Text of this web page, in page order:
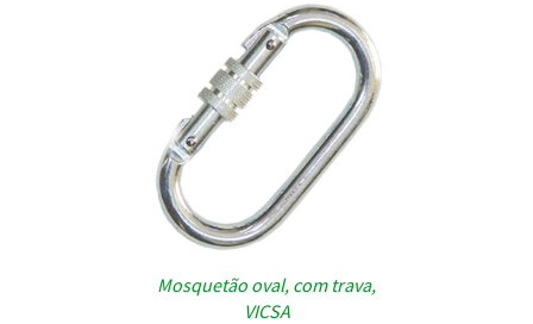
Mosquetão oval, com trava,
VICSA